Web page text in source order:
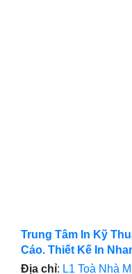
Trung Tâm In Kỹ
Cáo. Thiết Kế In
Địa chỉ: L1 Toà Nhà